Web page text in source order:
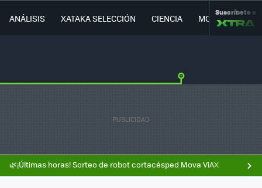
ANÁLISIS XATAKA SELECCIÓN CIENCIA MOVILIDAD
Suscríbete a
🌿¡Últimas horas! Sorteo de robot cortacésped Mova ViAX